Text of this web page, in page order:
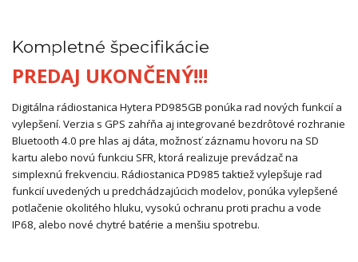
Kompletné špecifikácie
PREDAJ UKONČENÝ!!!
Digitálna rádiostanica Hytera PD985GB ponúka rad nových funkcií a
vylepšení. Verzia s GPS zahŕňa aj integrované bezdrôtové rozhranie
Bluetooth 4.0 pre hlas aj dáta, možnosť záznamu hovoru na SD
kartu alebo novú funkciu SFR, ktorá realizuje prevádzač na
simplexnú frekvenciu. Rádiostanica PD985 taktiež vylepšuje rad
funkcií uvedených u predchádzajúcich modelov, ponúka vylepšené
potlačenie okolitého hluku, vysokú ochranu proti prachu a vode
IP68, alebo nové chytré batérie a menšiu spotrebu.